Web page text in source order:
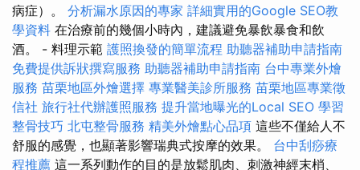
病症）。 分析漏水原因的專家 詳細實用的Google SEO教
學資料 在治療前的幾個小時內，建議避免暴飲暴食和飲
酒。 - 料理示範 護照換發的簡單流程 助聽器補助申請指南
免費提供訴狀撰寫服務 助聽器補助申請指南 台中專業外燴
服務 苗栗地區外燴選擇 專業醫美診所服務 苗栗地區專業徵
信社 旅行社代辦護照服務 提升當地曝光的Local SEO 學習
整骨技巧 北屯整骨服務 精美外燴點心品項 這些不僅給人不
舒服的感覺，也顯著影響瑞典式按摩的效果。 台中刮痧療
程推薦 這一系列動作的目的是放鬆肌肉、刺激神經末梢、